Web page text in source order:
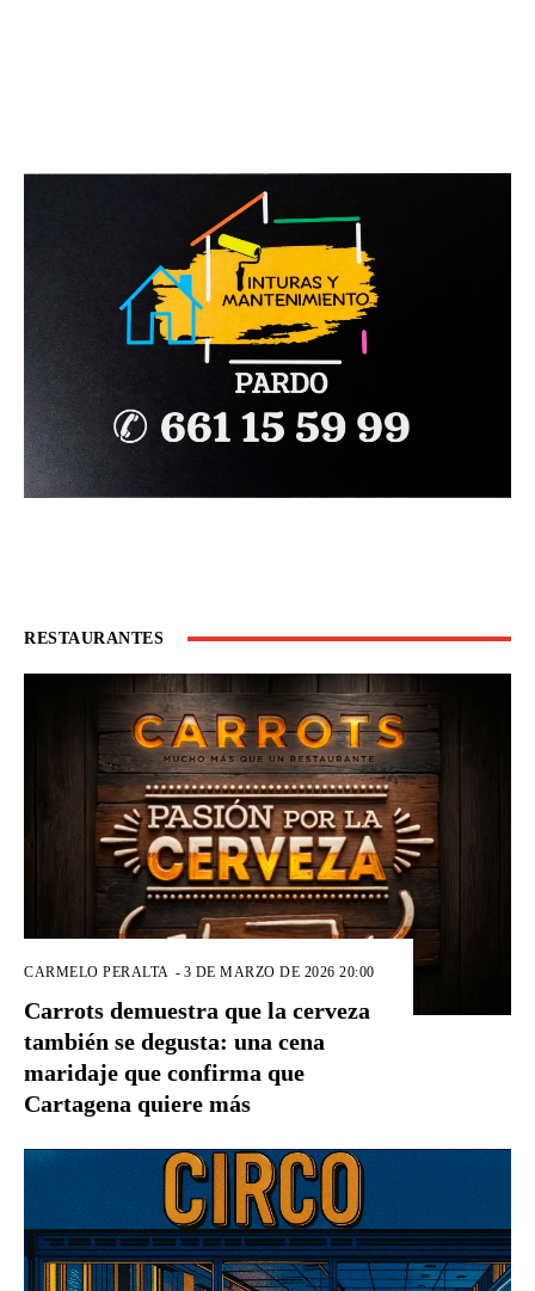
RESTAURANTES
CARMELO PERALTA - 3 DE MARZO DE 2026 20:00
Carrots demuestra que la cerveza
también se degusta: una cena
maridaje que confirma que
Cartagena quiere más